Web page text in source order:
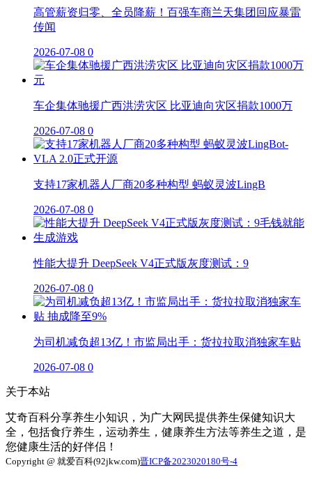
高管薪资归零、全员降薪！百强车商兰天集团回应暴雷
传闻
2026-07-08 0
车企集体驰援广西洪涝灾区 比亚迪向灾区捐款1000万
2026-07-08 0
支持17家机器人厂商20多种构型 蚂蚁灵波LingB
2026-07-08 0
性能大提升 DeepSeek V4正式版灰度测试：9
2026-07-08 0
为司机减负超13亿！市监局出手：货拉拉取消独家车贴
2026-07-08 0
关于本站
艾奇百科分享养生小知识，为广大网民提供养生保健知识大
全，包括食疗养生，运动养生，健康养生方法等养生之道，是
您健康生活的好伴侣！
Copyright @ 就爱百科(92jkw.com)晋ICP备2023020180号-4